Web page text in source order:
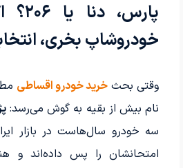
خودروشاپ بخری،
وقتی بحث خرید خودرواقساطی
نام بیش از بقیه به گوش می‌رسد:
سه خودرو سال‌هاست در بازار
امتحانشان را پس داده‌اند و